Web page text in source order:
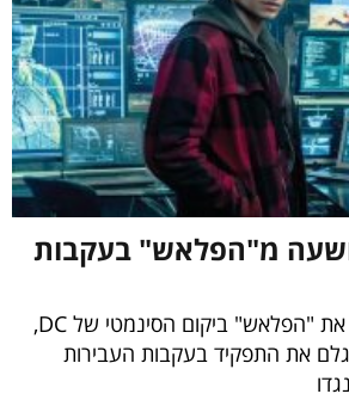
מ"הפלאש" בעקבות
עזרא מילר, שמגלם את "הפלאש" ביקום הסינמטי של DC,
את התפקיד בעקבות העבירות